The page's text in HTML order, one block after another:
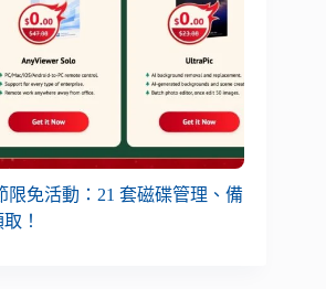
限免活動：21 套磁碟管理、備
！